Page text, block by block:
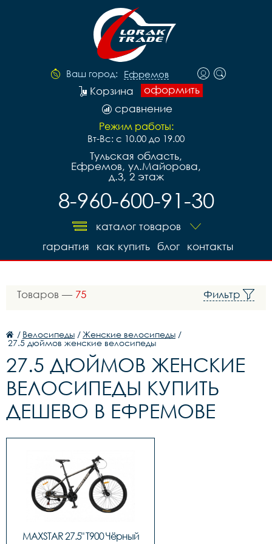
Ваш город: Ефремов
оформить
Корзина
сравнение
Режим работы:
Вт-Вс: с 10.00 до 19.00
Тульская область,
Ефремов, ул.Майорова,
д.3, 2 этаж
8-960-600-91-30
каталог товаров
контакты
блог
как купить
гарантия
Товаров — 75 Фильтр
/ Велосипеды / Женские велосипеды /
27.5 дюймов женские велосипеды
27.5 ДЮЙМОВ ЖЕНСКИЕ
ВЕЛОСИПЕДЫ КУПИТЬ
ДЕШЕВО В ЕФРЕМОВЕ
MAXSTAR 27.5" T900 Чёрный